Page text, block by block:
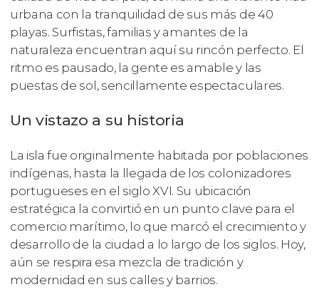
urbana con la tranquilidad de sus más de 40
playas. Surfistas, familias y amantes de la
naturaleza encuentran aquí su rincón perfecto. El
ritmo es pausado, la gente es amable y las
puestas de sol, sencillamente espectaculares.
Un vistazo a su historia
La isla fue originalmente habitada por poblaciones
indígenas, hasta la llegada de los colonizadores
portugueses en el siglo XVI. Su ubicación
estratégica la convirtió en un punto clave para el
comercio marítimo, lo que marcó el crecimiento y
desarrollo de la ciudad a lo largo de los siglos. Hoy,
aún se respira esa mezcla de tradición y
modernidad en sus calles y barrios.